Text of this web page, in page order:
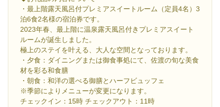
・最上階露天風呂付プレミアスイートルーム（定員4名）3
泊6食2名様の宿泊券です。
2023年春、最上階に温泉露天風呂付きプレミアスイート
ルームが誕生しました。
極上のステイを叶える、大人な空間となっております。
・夕食：ダイニングまたは御食事処にて、佐渡の旬な美食
材を彩る和食膳
・朝食：和洋の選べる御膳とハーフビュッフェ
※季節によりメニューが変更になります。
チェックイン：15時 チェックアウト：11時